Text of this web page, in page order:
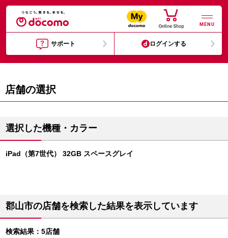
MENU
サポート ログインする
店舗の選択
選択した機種・カラー
iPad（第7世代） 32GB スペースグレイ
郡山市の店舗を検索した結果を表示しています
検索結果：5店舗